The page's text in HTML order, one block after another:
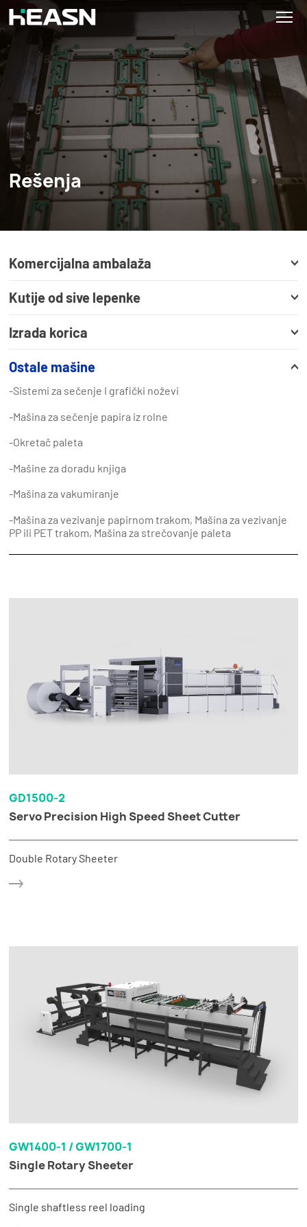
Rešenja
Komercijalna ambalaža
Kutije od sive lepenke
Izrada korica
Ostale mašine
-Sistemi za sečenje I grafički noževi
-Mašina za sečenje papira iz rolne
-Okretač paleta
-Mašine za doradu knjiga
-Mašina za vakumiranje
-Mašina za vezivanje papirnom trakom, Mašina za vezivanje
PP ili PET trakom, Mašina za strečovanje paleta
GD1500-2
Servo Precision High Speed Sheet Cutter
Double Rotary Sheeter
GW1400-1 / GW1700-1
Single Rotary Sheeter
Single shaftless reel loading